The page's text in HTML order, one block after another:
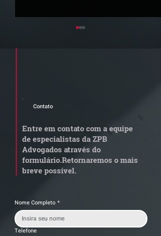
Newsletter Junho 2026 |
mês
Contato
Entre em contato com a equipe
de especialistas da ZPB
Advogados através do
formulário.Retornaremos o mais
breve possível.
Nome Completo *
Telefone